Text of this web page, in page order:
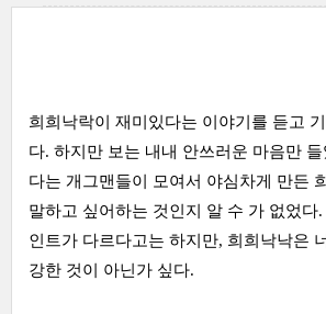
희희낙락이 재미있다는 이야기를 듣고
다. 하지만 보는 내내 안쓰러운 마음만
다는 개그맨들이 모여서 야심차게 만든
말하고 싶어하는 것인지 알 수 가 없었다
인트가 다르다고는 하지만, 희희낙낙은
강한 것이 아닌가 싶다.